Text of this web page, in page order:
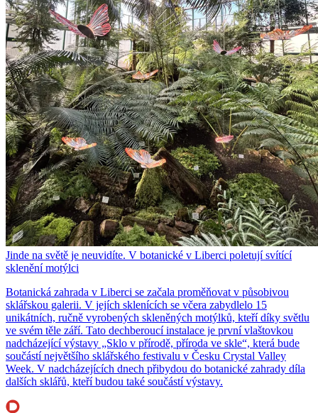
Jinde na světě je neuvidíte. V botanické v Liberci poletují svítící
sklenění motýlci
Botanická zahrada v Liberci se začala proměňovat v působivou
sklářskou galerii. V jejích sklenících se včera zabydlelo 15
unikátních, ručně vyrobených skleněných motýlků, kteří díky světlu
ve svém těle září. Tato dechberoucí instalace je první vlaštovkou
nadcházející výstavy „Sklo v přírodě, příroda ve skle“, která bude
součástí největšího sklářského festivalu v Česku Crystal Valley
Week. V nadcházejících dnech přibydou do botanické zahrady díla
dalších sklářů, kteří budou také součástí výstavy.